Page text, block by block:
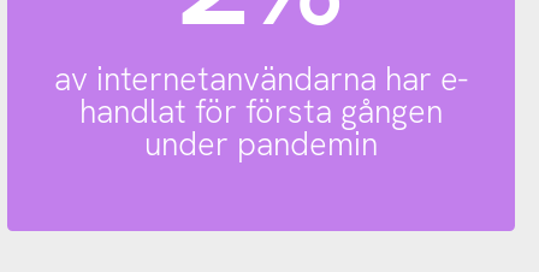
av internetanvändarna har e-
handlat för första gången
under pandemin